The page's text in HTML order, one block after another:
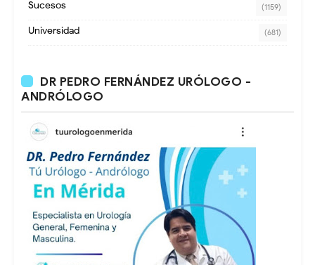
Sucesos (1159)
Universidad (681)
DR PEDRO FERNÁNDEZ URÓLOGO -
ANDRÓLOGO